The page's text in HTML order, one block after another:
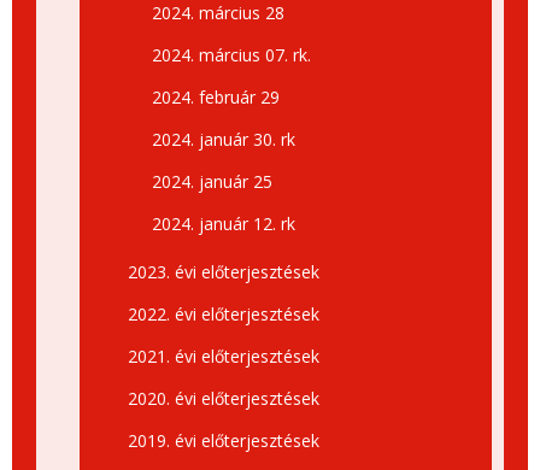
2024. március 28
2024. március 07. rk.
2024. február 29
2024. január 30. rk
2024. január 25
2024. január 12. rk
2023. évi előterjesztések
2022. évi előterjesztések
2021. évi előterjesztések
2020. évi előterjesztések
2019. évi előterjesztések